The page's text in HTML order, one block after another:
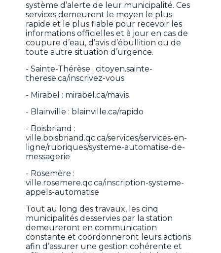
système d’alerte de leur municipalité. Ces
services demeurent le moyen le plus
rapide et le plus fiable pour recevoir les
informations officielles et à jour en cas de
coupure d’eau, d’avis d’ébullition ou de
toute autre situation d’urgence.
- Sainte-Thérèse : citoyen.sainte-
therese.ca/inscrivez-vous
- Mirabel : mirabel.ca/mavis
- Blainville : blainville.ca/rapido
- Boisbriand :
ville.boisbriand.qc.ca/services/services-en-
ligne/rubriques/systeme-automatise-de-
messagerie
- Rosemère :
ville.rosemere.qc.ca/inscription-systeme-
appels-automatise
Tout au long des travaux, les cinq
municipalités desservies par la station
demeureront en communication
constante et coordonneront leurs actions
afin d’assurer une gestion cohérente et